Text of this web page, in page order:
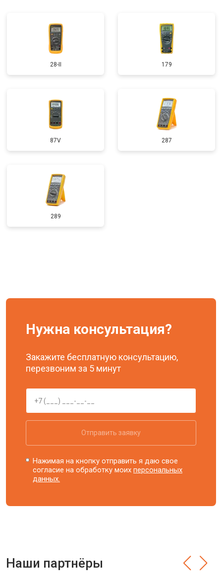
28-II 179
87V 287
289
Нужна консультация?
Закажите бесплатную консультацию,
перезвоним за 5 минут
Отправить заявку
Нажимая на кнопку отправить я даю свое
согласие на обработку моихперсональных
данных.
Наши партнёры